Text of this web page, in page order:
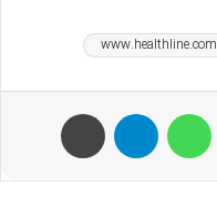
www.healthline.com